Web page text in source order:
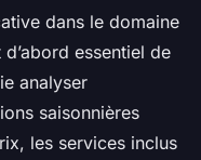
dans le domaine
essentiel de
analyser
saisonnières
les services inclus